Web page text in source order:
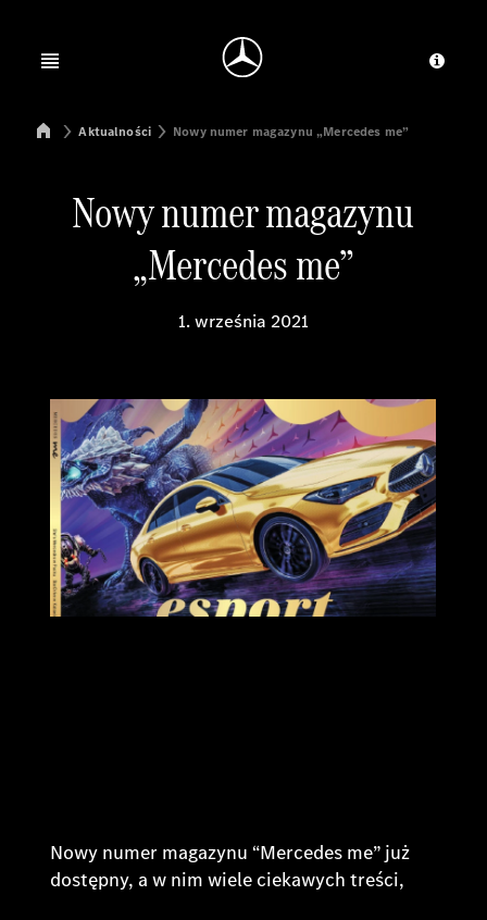
Open menu
Mercedes-Benz Manufacturing Poland
Aktualności Nowy numer magazynu „Mercedes me”
Nowy numer magazynu
„Mercedes me”
1. września 2021
Nowy numer magazynu “Mercedes me” już
dostępny, a w nim wiele ciekawych treści,